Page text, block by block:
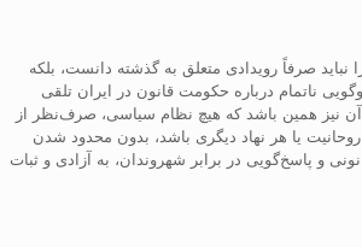
نباید صرفاً رویدادی متعلق به گذشته دانست، بلکه
ناتمام درباره حکومت قانون در ایران تلقی
نیز همین باشد که هیچ نظام سیاسی، صرف‌نظر از
یا هر نهاد دیگری باشد، بدون محدود شدن
و پاسخ‌گویی در برابر شهروندان، به آزادی و ثبات